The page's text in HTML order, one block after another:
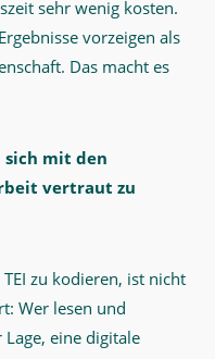
sehr wenig kosten.
vorzeigen als
Das macht es
sich mit den
vertraut zu
zu kodieren, ist nicht
Wer lesen und
eine digitale